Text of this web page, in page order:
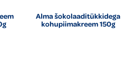
Alma šokolaaditükkidega
kohupiimakreem 150g